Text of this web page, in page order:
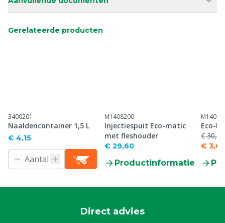
Gerelateerde producten
3400201
Naaldencontainer 1,5 L
€ 4,15
M1408200
Injectiespuit Eco-matic
met fleshouder
€ 29,60
Productinformatie
Eco-
€ 30,30
€ 3,03
Direct advies